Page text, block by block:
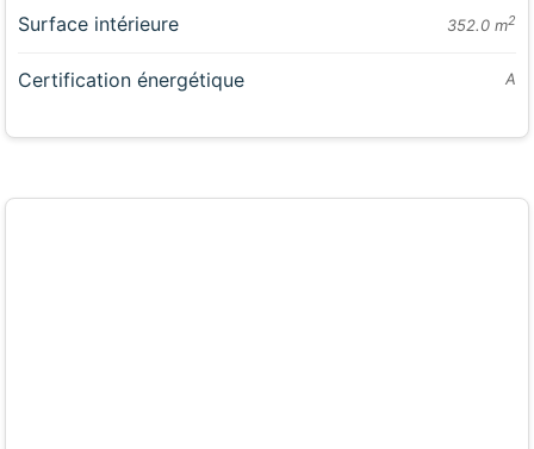
Surface intérieure 352.0 m2
Certification énergétique A